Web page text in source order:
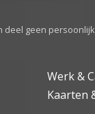
deel geen
Werk &
Kaarten